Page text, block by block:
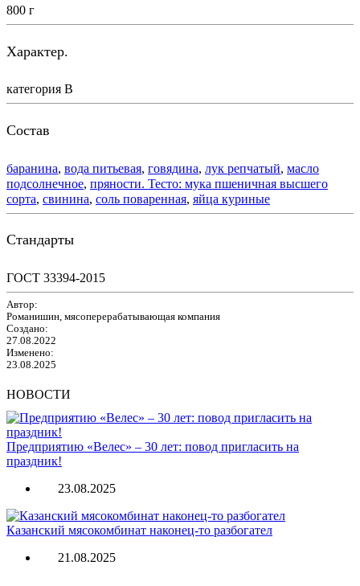
800 г
Характер.
категория В
Состав
баранина, вода питьевая, говядина, лук репчатый, масло
подсолнечное, пряности. Тесто: мука пшеничная высшего
сорта, свинина, соль поваренная, яйца куриные
Стандарты
ГОСТ 33394-2015
Автор:
Романишин, мясоперерабатывающая компания
Создано:
27.08.2022
Изменено:
23.08.2025
НОВОСТИ
Предприятию «Велес» – 30 лет: повод пригласить на
праздник!
23.08.2025
Казанский мясокомбинат наконец-то разбогател
21.08.2025